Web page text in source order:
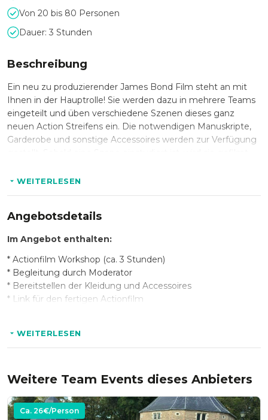
Von 20 bis 80 Personen
Dauer: 3 Stunden
Beschreibung
Ein neu zu produzierender James Bond Film steht an mit
Ihnen in der Hauptrolle! Sie werden dazu in mehrere Teams
eingeteilt und üben verschiedene Szenen dieses ganz
neuen Action Streifens ein. Die notwendigen Manuskripte,
Garderobe und sonstige Accessoires werden zur Verfügung
sodass am Ende ein richtig gutes Ergebnis in Form eines
WEITERLESEN
Angebotsdetails
Im Angebot enthalten:
* Actionfilm Workshop (ca. 3 Stunden)
* Begleitung durch Moderator
* Bereitstellen der Kleidung und Accessoires
* Link für den fertigen Actionfilm
Hinweis:
wo ein paar Tische mit Stühlen bereitstehen sollten. Alles
Weitere bringt der Moderator mit.
WEITERLESEN
Weitere Team Events dieses Anbieters
Ca. 26€/Person